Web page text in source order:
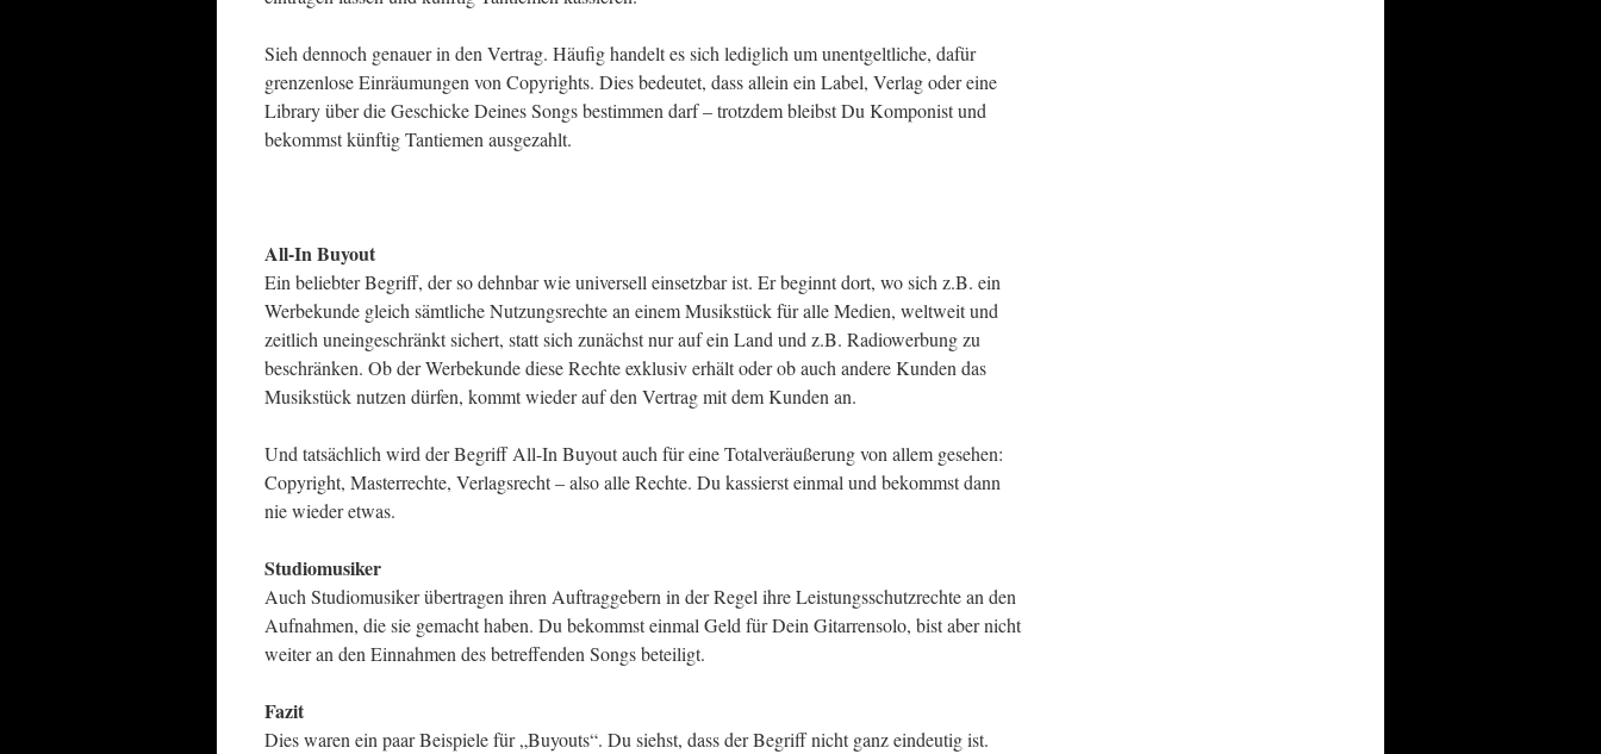
Sieh dennoch genauer in den Vertrag. Häufig handelt es sich lediglich um unentgeltliche, dafür
grenzenlose Einräumungen von Copyrights. Dies bedeutet, dass allein ein Label, Verlag oder eine
Library über die Geschicke Deines Songs bestimmen darf – trotzdem bleibst Du Komponist und
bekommst künftig Tantiemen ausgezahlt.
All-In Buyout
Ein beliebter Begriff, der so dehnbar wie universell einsetzbar ist. Er beginnt dort, wo sich z.B. ein
Werbekunde gleich sämtliche Nutzungsrechte an einem Musikstück für alle Medien, weltweit und
zeitlich uneingeschränkt sichert, statt sich zunächst nur auf ein Land und z.B. Radiowerbung zu
beschränken. Ob der Werbekunde diese Rechte exklusiv erhält oder ob auch andere Kunden das
Musikstück nutzen dürfen, kommt wieder auf den Vertrag mit dem Kunden an.
Und tatsächlich wird der Begriff All-In Buyout auch für eine Totalveräußerung von allem gesehen:
Copyright, Masterrechte, Verlagsrecht – also alle Rechte. Du kassierst einmal und bekommst dann
nie wieder etwas.
Studiomusiker
Auch Studiomusiker übertragen ihren Auftraggebern in der Regel ihre Leistungsschutzrechte an den
Aufnahmen, die sie gemacht haben. Du bekommst einmal Geld für Dein Gitarrensolo, bist aber nicht
weiter an den Einnahmen des betreffenden Songs beteiligt.
Fazit
Dies waren ein paar Beispiele für „Buyouts“. Du siehst, dass der Begriff nicht ganz eindeutig ist.